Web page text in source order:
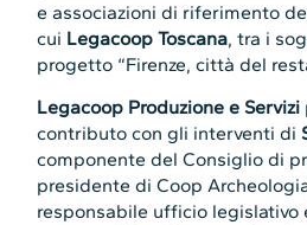
e associazioni di riferimento
cui Legacoop Toscana, tra i
progetto “Firenze, città del
Legacoop Produzione e Servizi
contributo con gli interventi di
componente del Consiglio di
presidente di Coop
responsabile ufficio legislativo